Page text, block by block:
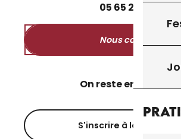
05 65 27
Nous contacter
On reste en contact ?
S'inscrire à la